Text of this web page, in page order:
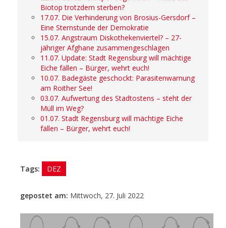
Biotop trotzdem sterben?
17.07. Die Verhinderung von Brosius-Gersdorf –
Eine Sternstunde der Demokratie
15.07. Angstraum Diskothekenviertel? – 27-
jähriger Afghane zusammengeschlagen
11.07. Update: Stadt Regensburg will mächtige
Eiche fällen – Bürger, wehrt euch!
10.07. Badegäste geschockt: Parasitenwarnung
am Roither See!
03.07. Aufwertung des Stadtostens – steht der
Müll im Weg?
01.07. Stadt Regensburg will mächtige Eiche
fällen – Bürger, wehrt euch!
Tags: DEZ
gepostet am: Mittwoch, 27. Juli 2022
- Anzeige -